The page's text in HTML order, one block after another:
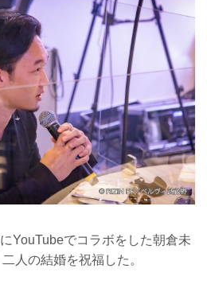
YouTubeでコラボをした朝倉未
人の結婚を祝福した。